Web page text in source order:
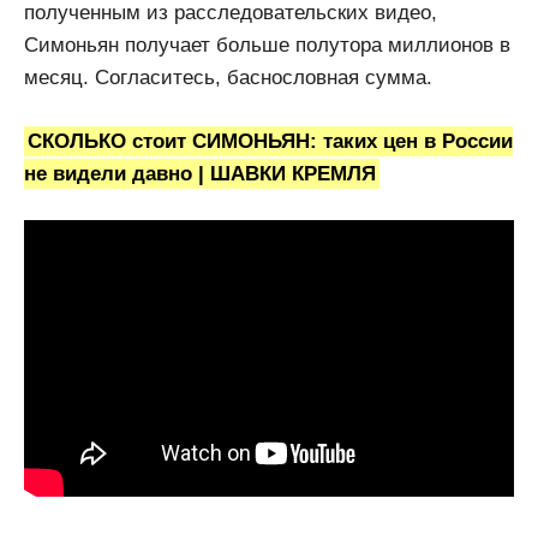
полученным из расследовательских видео,
Симоньян получает больше полутора миллионов в
месяц. Согласитесь, баснословная сумма.
СКОЛЬКО стоит СИМОНЬЯН: таких цен в России
не видели давно | ШАВКИ КРЕМЛЯ